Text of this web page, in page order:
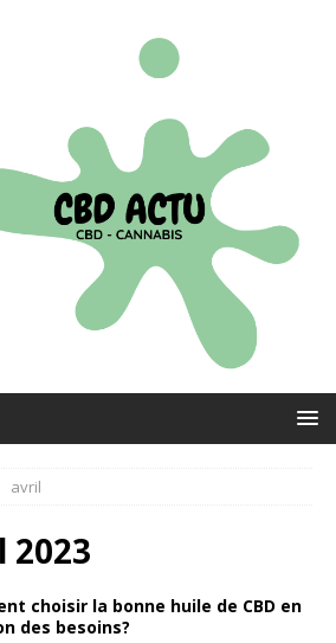
avril
2023
choisir la bonne huile de CBD en
des besoins?